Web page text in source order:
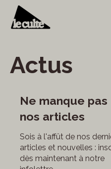
Actus
Ne manque pas
nos articles
Sois à l'affût de nos
articles et nouvelles :
dès maintenant à notre